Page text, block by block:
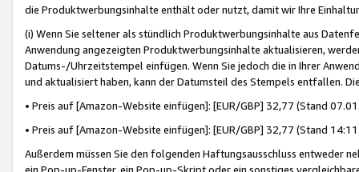
die Produktwerbungsinhalte enthält oder nutzt, damit wir Ihre
(i) Wenn Sie seltener als stündlich Produktwerbungsinhalte aus
Anwendung angezeigten Produktwerbungsinhalte aktualisieren,
Datums-/Uhrzeitstempel einfügen. Wenn Sie jedoch die in Ihrer
und aktualisiert haben, kann der Datumsteil des Stempels entfallen.
• Preis auf [Amazon-Website einfügen]: [EUR/GBP] 32,77 (Stand
• Preis auf [Amazon-Website einfügen]: [EUR/GBP] 32,77 (Stand
Außerdem müssen Sie den folgenden Haftungsausschluss entweder
ein Pop-up-Fenster, ein Pop-up-Skript oder ein sonstiges